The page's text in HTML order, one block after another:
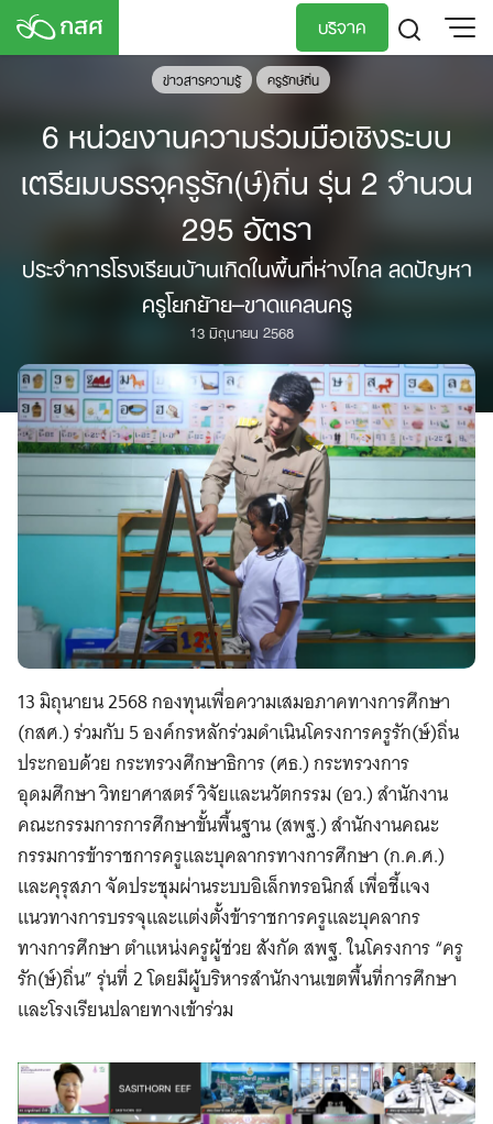
Skip
บริจาค
ข่าวสารความรู้ ครูรักษ์ถิ่น
6 หน่วยงานความร่วมมือเชิงระบบ
เตรียมบรรจุครูรัก(ษ์)ถิ่น รุ่น 2 จำนวน
295 อัตรา
ประจำการโรงเรียนบ้านเกิดในพื้นที่ห่างไกล ลดปัญหา
ครูโยกย้าย–ขาดแคลนครู
13 มิถุนายน 2568
13 มิถุนายน 2568 กองทุนเพื่อความเสมอภาคทางการศึกษา
(กสศ.) ร่วมกับ 5 องค์กรหลักร่วมดำเนินโครงการครูรัก(ษ์)ถิ่น
ประกอบด้วย กระทรวงศึกษาธิการ (ศธ.) กระทรวงการ
อุดมศึกษา วิทยาศาสตร์ วิจัยและนวัตกรรม (อว.) สำนักงาน
คณะกรรมการการศึกษาขั้นพื้นฐาน (สพฐ.) สำนักงานคณะ
กรรมการข้าราชการครูและบุคลากรทางการศึกษา (ก.ค.ศ.)
และคุรุสภา จัดประชุมผ่านระบบอิเล็กทรอนิกส์ เพื่อชี้แจง
แนวทางการบรรจุและแต่งตั้งข้าราชการครูและบุคลากร
ทางการศึกษา ตำแหน่งครูผู้ช่วย สังกัด สพฐ. ในโครงการ “ครู
รัก(ษ์)ถิ่น” รุ่นที่ 2 โดยมีผู้บริหารสำนักงานเขตพื้นที่การศึกษา
และโรงเรียนปลายทางเข้าร่วม